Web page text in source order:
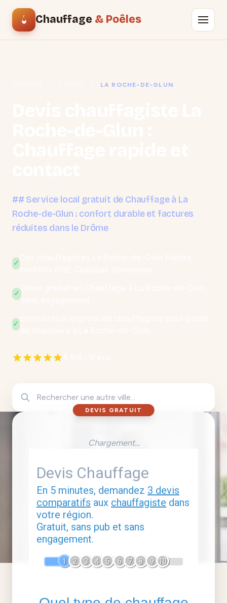
Chauffage & Poêles
LA ROCHE-DE-GLUN
## Service local gratuit de Chauffage à La
Roche-de-Glun : confort durable et factures
réduites dans le Drôme
✓
✓
✓
Intervention express de chauffagiste pour panne
de chaudière à La Roche-de-Glun.
DEVIS GRATUIT
Chargement...
Devis Chauffage
En 5 minutes, demandez 3 devis
comparatifs aux chauffagiste dans
votre région.
Gratuit, sans pub et sans
engagement.
1 2 3 4 5 6 7 8 9 10